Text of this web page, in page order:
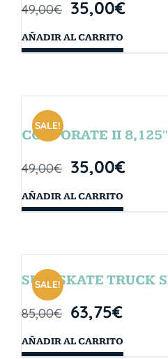
49,00€ 35,00€
AÑADIR AL CARRITO
SALE!
CORPORATE II
49,00€ 35,00€
AÑADIR AL CARRITO
SALE!
SURFSKATE TRUCK
85,00€ 63,75€
AÑADIR AL CARRITO